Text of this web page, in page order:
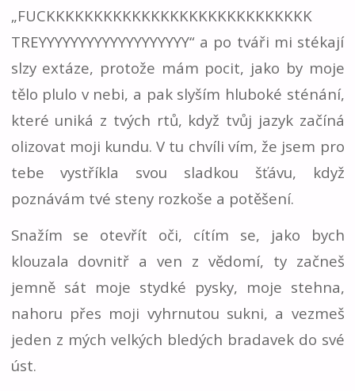
„FUCKKKKKKKKKKKKKKKKKKKKKKKKKKKK
TREYYYYYYYYYYYYYYYYYYY“ a po tváři mi stékají
slzy extáze, protože mám pocit, jako by moje
tělo plulo v nebi, a pak slyším hluboké sténání,
které uniká z tvých rtů, když tvůj jazyk začíná
olizovat moji kundu. V tu chvíli vím, že jsem pro
tebe vystříkla svou sladkou šťávu, když
poznávám tvé steny rozkoše a potěšení.
Snažím se otevřít oči, cítím se, jako bych
klouzala dovnitř a ven z vědomí, ty začneš
jemně sát moje stydké pysky, moje stehna,
nahoru přes moji vyhrnutou sukni, a vezmeš
jeden z mých velkých bledých bradavek do své
úst.